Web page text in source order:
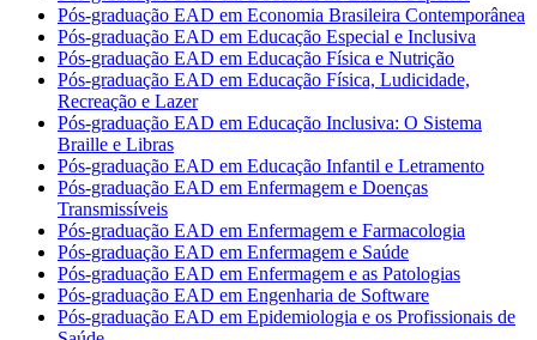
Pós-graduação EAD em Economia Brasileira Contemporânea
Pós-graduação EAD em Educação Especial e Inclusiva
Pós-graduação EAD em Educação Física e Nutrição
Pós-graduação EAD em Educação Física, Ludicidade,
Recreação e Lazer
Pós-graduação EAD em Educação Inclusiva: O Sistema
Braille e Libras
Pós-graduação EAD em Educação Infantil e Letramento
Pós-graduação EAD em Enfermagem e Doenças
Transmissíveis
Pós-graduação EAD em Enfermagem e Farmacologia
Pós-graduação EAD em Enfermagem e Saúde
Pós-graduação EAD em Enfermagem e as Patologias
Pós-graduação EAD em Engenharia de Software
Pós-graduação EAD em Epidemiologia e os Profissionais de